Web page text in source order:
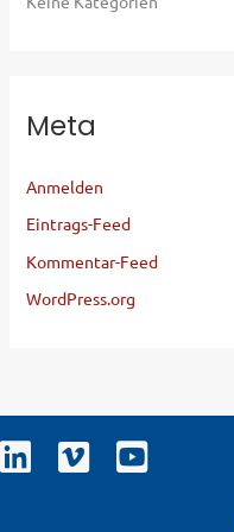
Meta
Anmelden
Eintrags-Feed
Kommentar-Feed
WordPress.org